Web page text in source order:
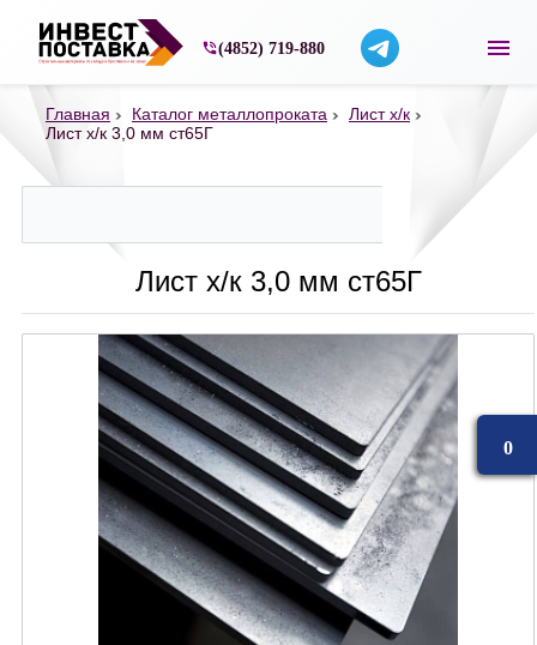
Строительные материалы со склада в
(4852) 719-880
Главная Каталог металлопроката
Лист х/к
Лист х/к 3,0 мм ст65Г
Лист х/к 3,0 мм ст65Г
0